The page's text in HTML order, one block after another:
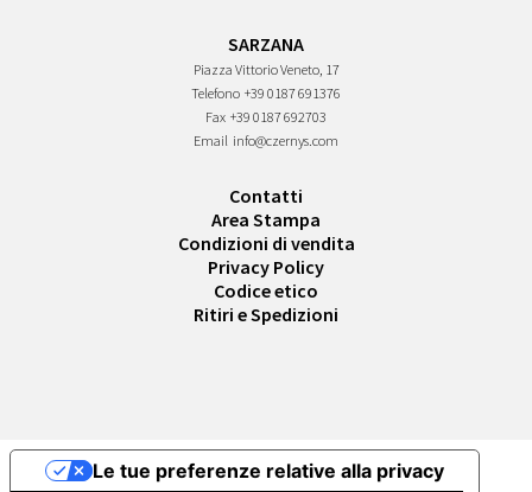
SARZANA
Piazza Vittorio Veneto, 17
Telefono +39 0187 691376
Fax +39 0187 692703
Email info@czernys.com
Contatti
Area Stampa
Condizioni di vendita
Privacy Policy
Codice etico
Ritiri e Spedizioni
Le tue preferenze relative alla privacy